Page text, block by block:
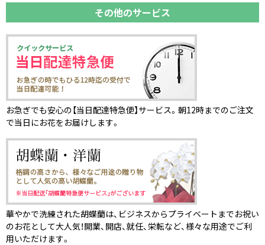
その他のサービス
お急ぎでも安心の【当日配達特急便】サービス。朝12時までのご注文
で当日にお花をお届けします。
華やかで洗練された胡蝶蘭は、ビジネスからプライベートまでお祝い
のお花として大人気！開業、開店、就任、栄転など、様々な用途でご利
用いただけます。